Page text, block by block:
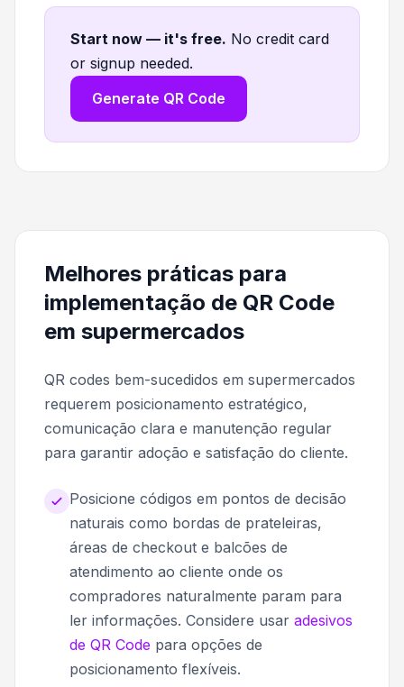
Start now — it's free. No credit card
or signup needed.
Generate QR Code
Melhores práticas para
implementação de QR Code
em supermercados
QR codes bem-sucedidos em supermercados
requerem posicionamento estratégico,
comunicação clara e manutenção regular
para garantir adoção e satisfação do cliente.
Posicione códigos em pontos de decisão
naturais como bordas de prateleiras,
áreas de checkout e balcões de
atendimento ao cliente onde os
compradores naturalmente param para
ler informações. Considere usar adesivos
de QR Code para opções de
posicionamento flexíveis.